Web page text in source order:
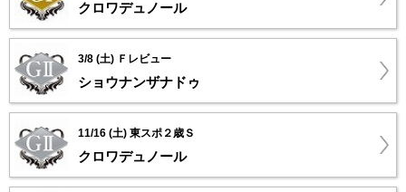
クロワデュノール
3/8 (土) Ｆレビュー
ショウナンザナドゥ
11/16 (土) 東スポ２歳Ｓ
クロワデュノール